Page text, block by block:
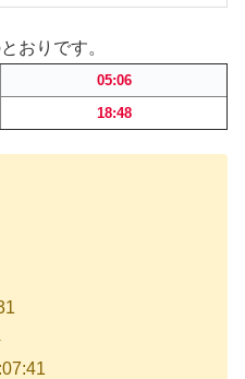
おりです。
05:06
18:48